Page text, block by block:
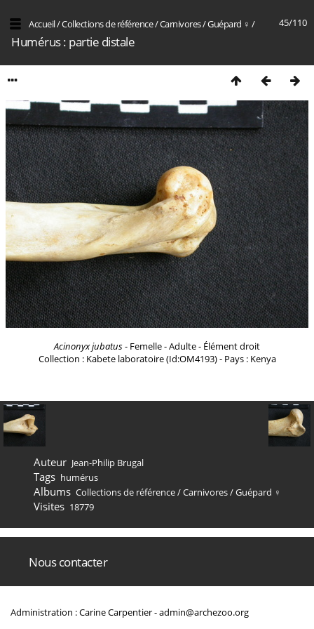
45/110
Accueil/Collections de référence/Carnivores/Guépard ♀ /
Humérus : partie distale
Acinonyx jubatus- Femelle - Adulte - Élément droit
Collection : Kabete laboratoire (Id:OM4193) - Pays : Kenya
Auteur Jean-Philip Brugal
Tags humérus
Albums Collections de référence/Carnivores/Guépard ♀
Visites 18779
Nous contacter
Administration : Carine Carpentier -admin@archezoo.org